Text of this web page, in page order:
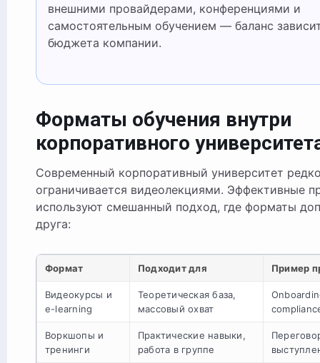
внешними провайдерами, конференциями и
самостоятельным обучением — баланс
бюджета компании.
Форматы обучения внутри
корпоративного
Современный корпоративный университет
ограничивается видеолекциями. Эффективные
используют смешанный подход, где форматы
друга:
Формат Подходит для Пример
Видеокурсы и
e-learning
Теоретическая база,
массовый охват
Воркшопы и
тренинги
Практические навыки,
работа в группе